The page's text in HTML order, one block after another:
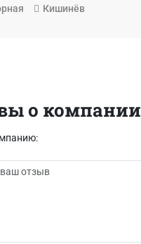
Кишинёв
о компании